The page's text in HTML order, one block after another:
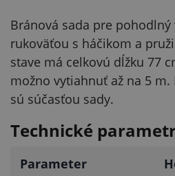
Bránová sada pre
rukoväťou s háčikom a
stave má celkovú dĺžku 77
možno vytiahnuť až na 5
sú súčasťou sady.
Technické
Parameter